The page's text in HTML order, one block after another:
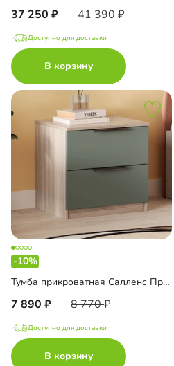
37 250 41 390
Доступно для доставки
В корзину
-10%
Тумба прикроватная Салленс Премиум
7 890 8 770
Доступно для доставки
В корзину